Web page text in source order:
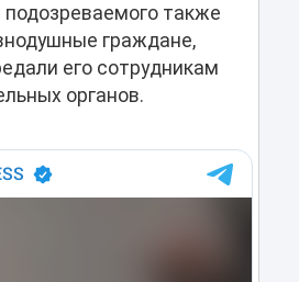
подозреваемого также
граждане,
его сотрудникам
органов.